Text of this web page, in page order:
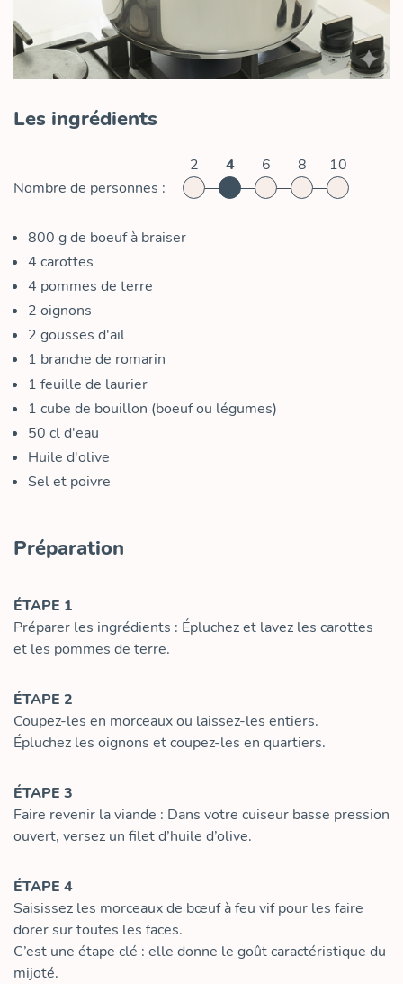
Les ingrédients
Nombre de personnes :
2 4 6 8 10
800 gde boeuf à braiser
4 carottes
4 pommes de terre
2 oignons
2 gousses d'ail
1 branche de romarin
1 feuille de laurier
1 cube de bouillon (boeuf ou légumes)
50 cld'eau
Huile d'olive
Sel et poivre
Préparation
ÉTAPE 1
Préparer les ingrédients : Épluchez et lavez les carottes
et les pommes de terre.
ÉTAPE 2
Coupez-les en morceaux ou laissez-les entiers.
Épluchez les oignons et coupez-les en quartiers.
ÉTAPE 3
Faire revenir la viande : Dans votre cuiseur basse pression
ouvert, versez un filet d’huile d’olive.
ÉTAPE 4
Saisissez les morceaux de bœuf à feu vif pour les faire
dorer sur toutes les faces.
C’est une étape clé : elle donne le goût caractéristique du
mijoté.